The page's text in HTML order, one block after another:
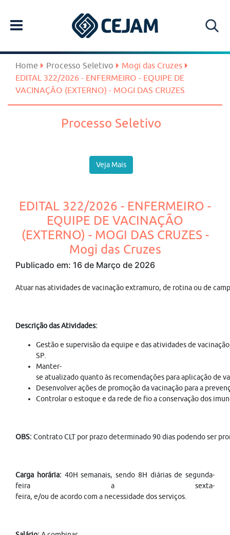
Home Processo Seletivo
Mogi das Cruzes
EDITAL 322/2026 - ENFERMEIRO - EQUIPE DE
VACINAÇÃO (EXTERNO) - MOGI DAS CRUZES
Processo Seletivo
Veja Mais
EDITAL 322/2026 - ENFERMEIRO -
EQUIPE DE VACINAÇÃO
(EXTERNO) - MOGI DAS CRUZES -
Mogi das Cruzes
Publicado em: 16 de Março de 2026
Atuar nas atividades de vacinação extramuro, de rotina ou de
Descrição das Atividades:
Gestão e supervisão da equipe e das atividades de
SP.
Manter-
se atualizado quanto às recomendações para aplicação de
Desenvolver ações de promoção da vacinação para a
Controlar o estoque e da rede de fio a conservação dos
OBS:Contrato CLT por prazo determinado 90 dias podendo ser
Carga horária:40H semanais, sendo 8H diárias de segunda-
feira a sexta-
feira, e/ou de acordo com a necessidade dos serviços.